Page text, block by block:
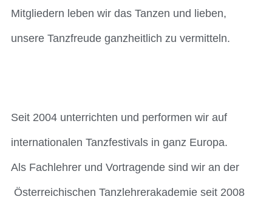
Mitgliedern leben wir das Tanzen und lieben,
unsere Tanzfreude ganzheitlich zu vermitteln.
Seit 2004 unterrichten und performen wir auf
internationalen Tanzfestivals in ganz Europa.
Als Fachlehrer und Vortragende sind wir an der
Österreichischen Tanzlehrerakademie seit 2008